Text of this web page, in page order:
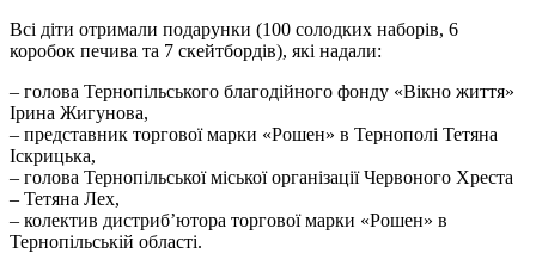
Всі діти отримали подарунки (100 солодких наборів, 6
коробок печива та 7 скейтбордів), які надали:
– голова Тернопільського благодійного фонду «Вікно життя»
Ірина Жигунова,
– представник торгової марки «Рошен» в Тернополі Тетяна
Іскрицька,
– голова Тернопільської міської організації Червоного Хреста
– Тетяна Лех,
– колектив дистриб’ютора торгової марки «Рошен» в
Тернопільській області.